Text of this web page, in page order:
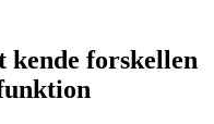
forskellen